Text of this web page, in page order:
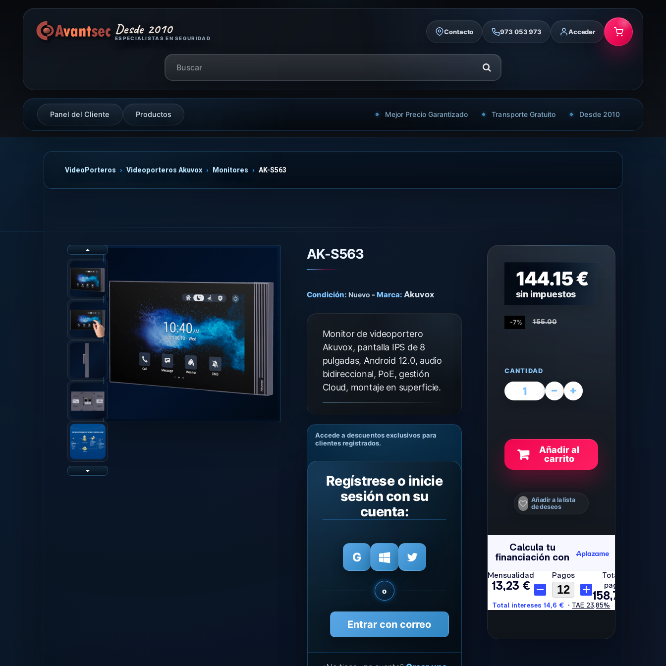
Desde 2010
ESPECIALISTAS EN SEGURIDAD
Contacto 973 053 973 Acceder
Panel del Cliente Productos Mejor Precio Garantizado Transporte Gratuito Desde 2010
VideoPorteros Videoporteros Akuvox Monitores AK-S563
AK-S563
Condición: Nuevo - Marca: Akuvox
Monitor de videoportero
Akuvox, pantalla IPS de 8
pulgadas, Android 12.0, audio
bidireccional, PoE, gestión
Cloud, montaje en superficie.
Accede a descuentos exclusivos para
clientes registrados.
Regístrese o inicie
sesión con su
cuenta:
o
Entrar con correo
144.15 €
sin impuestos
-7% 155.00
CANTIDAD
Añadir al
carrito
Añadir a la lista
de deseos